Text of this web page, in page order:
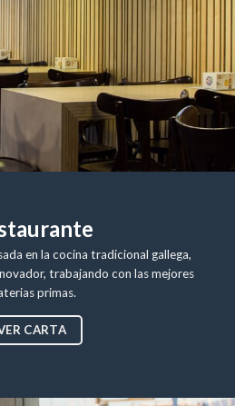
en la cocina tradicional gallega,
trabajando con las mejores
primas.
CARTA